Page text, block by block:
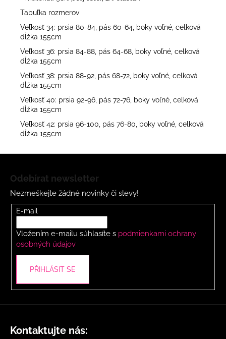
Tabuľka rozmerov
Veľkosť 34: prsia 80-84, pás 60-64, boky voľné, celková
dĺžka 155cm
Veľkosť 36: prsia 84-88, pás 64-68, boky voľné, celková
dĺžka 155cm
Veľkosť 38: prsia 88-92, pás 68-72, boky voľné, celková
dĺžka 155cm
Veľkosť 40: prsia 92-96, pás 72-76, boky voľné, celková
dĺžka 155cm
Veľkosť 42: prsia 96-100, pás 76-80, boky voľné, celková
dĺžka 155cm
Odebírat newsletter
Nezmeškejte žádné novinky či slevy!
E-mail
Vložením e-mailu súhlasíte s podmienkami ochrany
osobných údajov
PŘIHLÁSIT SE
Kontaktujte nás: